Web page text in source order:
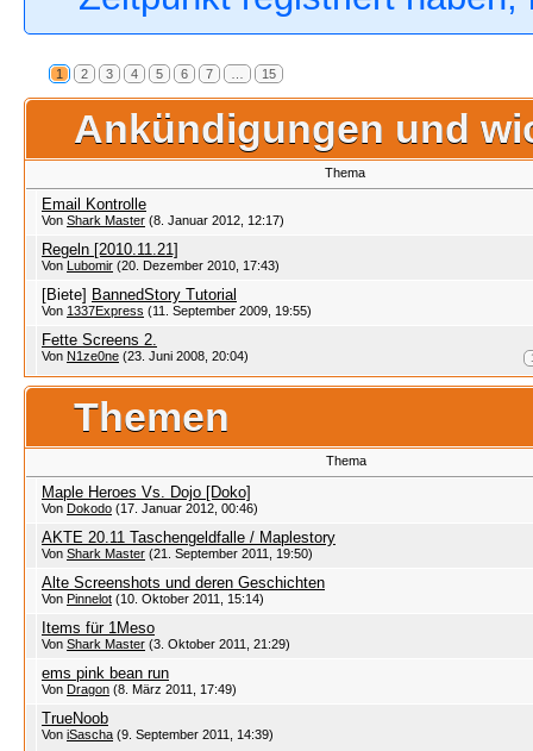
1 2 3 4 5 6 7 … 15
Ankündigungen und
Thema
Email Kontrolle
Von Shark Master (8. Januar 2012, 12:17)
Regeln [2010.11.21]
Von Lubomir (20. Dezember 2010, 17:43)
[Biete] BannedStory Tutorial
Von 1337Express (11. September 2009, 19:55)
Fette Screens 2.
Von N1ze0ne (23. Juni 2008, 20:04)
Themen
Thema
Maple Heroes Vs. Dojo [Doko]
Von Dokodo (17. Januar 2012, 00:46)
AKTE 20.11 Taschengeldfalle / Maplestory
Von Shark Master (21. September 2011, 19:50)
Alte Screenshots und deren Geschichten
Von Pinnelot (10. Oktober 2011, 15:14)
Items für 1Meso
Von Shark Master (3. Oktober 2011, 21:29)
ems pink bean run
Von Dragon (8. März 2011, 17:49)
TrueNoob
Von iSascha (9. September 2011, 14:39)